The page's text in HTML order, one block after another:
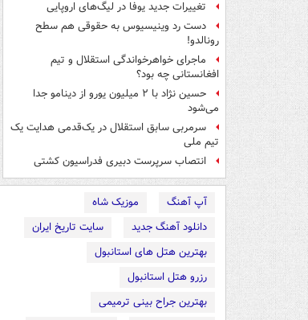
تغییرات جدید یوفا در لیگ‌های اروپایی
دست رد وینیسیوس به حقوقی هم سطح
رونالدو!
ماجرای خواهرخواندگی استقلال و تیم
افغانستانی چه بود؟
حسین نژاد با ۲ میلیون یورو از دینامو جدا
می‌شود
سرمربی سابق استقلال در یک‌قدمی هدایت یک
تیم ملی
انتصاب سرپرست دبیری فدراسیون کشتی
آپ آهنگ
موزیک شاه
دانلود آهنگ جدید
سایت تاریخ ایران
بهترین هتل های استانبول
رزرو هتل استانبول
بهترین جراح بینی ترمیمی